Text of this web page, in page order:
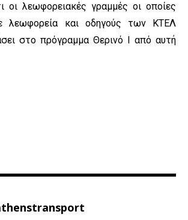
οι λεωφορειακές γραμμές οι οποίες
λεωφορεία και οδηγούς των ΚΤΕΛ
στο πρόγραμμα Θερινό Ι από αυτή